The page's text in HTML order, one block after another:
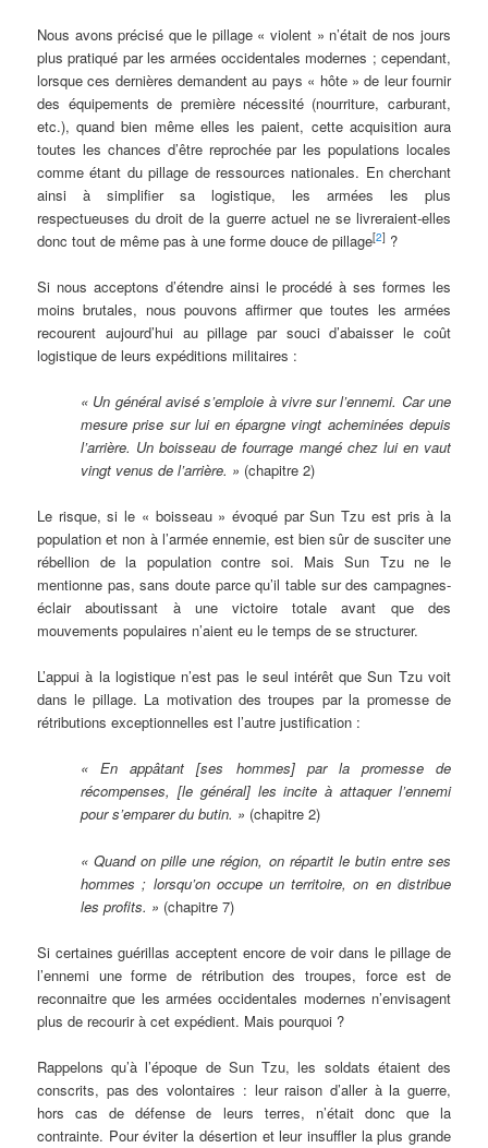
Nous avons précisé que le pillage « violent » n’était de nos jours
plus pratiqué par les armées occidentales modernes ; cependant,
lorsque ces dernières demandent au pays « hôte » de leur fournir
des équipements de première nécessité (nourriture, carburant,
etc.), quand bien même elles les paient, cette acquisition aura
toutes les chances d’être reprochée par les populations locales
comme étant du pillage de ressources nationales. En cherchant
ainsi à simplifier sa logistique, les armées les plus
respectueuses du droit de la guerre actuel ne se livreraient-elles
donc tout de même pas à une forme douce de pillage[2] ?
Si nous acceptons d’étendre ainsi le procédé à ses formes les
moins brutales, nous pouvons affirmer que toutes les armées
recourent aujourd’hui au pillage par souci d’abaisser le coût
logistique de leurs expéditions militaires :
« Un général avisé s’emploie à vivre sur l’ennemi. Car une
mesure prise sur lui en épargne vingt acheminées depuis
l’arrière. Un boisseau de fourrage mangé chez lui en vaut
vingt venus de l’arrière. » (chapitre 2)
Le risque, si le « boisseau » évoqué par Sun Tzu est pris à la
population et non à l’armée ennemie, est bien sûr de susciter une
rébellion de la population contre soi. Mais Sun Tzu ne le
mentionne pas, sans doute parce qu’il table sur des campagnes-
éclair aboutissant à une victoire totale avant que des
mouvements populaires n’aient eu le temps de se structurer.
L’appui à la logistique n’est pas le seul intérêt que Sun Tzu voit
dans le pillage. La motivation des troupes par la promesse de
rétributions exceptionnelles est l’autre justification :
« En appâtant [ses hommes] par la promesse de
récompenses, [le général] les incite à attaquer l’ennemi
pour s’emparer du butin. » (chapitre 2)
« Quand on pille une région, on répartit le butin entre ses
hommes ; lorsqu’on occupe un territoire, on en distribue
les profits. » (chapitre 7)
Si certaines guérillas acceptent encore de voir dans le pillage de
l’ennemi une forme de rétribution des troupes, force est de
reconnaitre que les armées occidentales modernes n’envisagent
plus de recourir à cet expédient. Mais pourquoi ?
Rappelons qu’à l’époque de Sun Tzu, les soldats étaient des
conscrits, pas des volontaires : leur raison d’aller à la guerre,
hors cas de défense de leurs terres, n’était donc que la
contrainte. Pour éviter la désertion et leur insuffler la plus grande